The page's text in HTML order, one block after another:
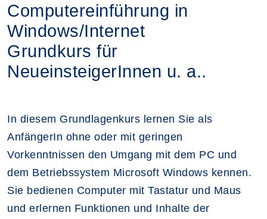
Computereinführung in
Windows/Internet
Grundkurs für
NeueinsteigerInnen u. a..
In diesem Grundlagenkurs lernen Sie als
AnfängerIn ohne oder mit geringen
Vorkenntnissen den Umgang mit dem PC und
dem Betriebssystem Microsoft Windows kennen.
Sie bedienen Computer mit Tastatur und Maus
und erlernen Funktionen und Inhalte der